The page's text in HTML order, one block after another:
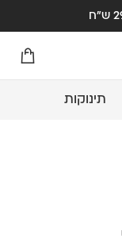
תינוקות